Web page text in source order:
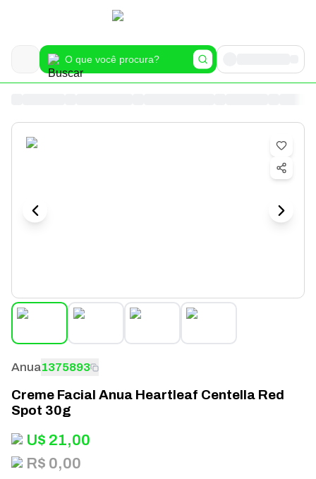
Anua1375893
Creme Facial Anua Heartleaf Centella Red
Spot 30g
U$ 21,00
R$ 0,00